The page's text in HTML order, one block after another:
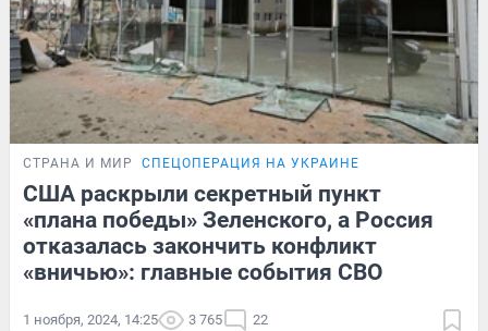
СТРАНА И МИР СПЕЦОПЕРАЦИЯ НА УКРАИНЕ
США раскрыли секретный пункт
«плана победы» Зеленского, а Россия
отказалась закончить конфликт
«вничью»: главные события СВО
1 ноября, 2024, 14:25 3 765 22